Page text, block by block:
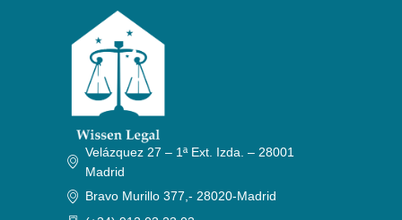
Velázquez 27 – 1ª Ext. Izda. – 28001
Madrid
Bravo Murillo 377,- 28020-Madrid